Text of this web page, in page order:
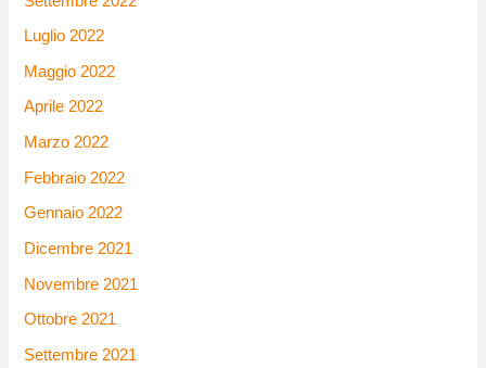
Luglio 2022
Maggio 2022
Aprile 2022
Marzo 2022
Febbraio 2022
Gennaio 2022
Dicembre 2021
Novembre 2021
Ottobre 2021
Settembre 2021